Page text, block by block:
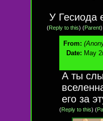
У Гесиода
(Reply to this) (Parent)
From:
Date: May
А ты
его за
(Reply to this) (